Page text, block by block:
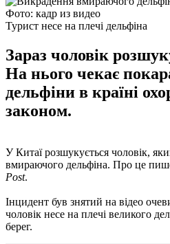
Фото: кадр из видео
Турист несе на плечі дельфіна
Зараз чоловік
На нього чекає
дельфіни в країні
законом.
У Китаї розшукується чоловік,
вмираючого дельфіна. Про це
Post.
Інцидент був знятий на відео
чоловік несе на плечі великого
берег.